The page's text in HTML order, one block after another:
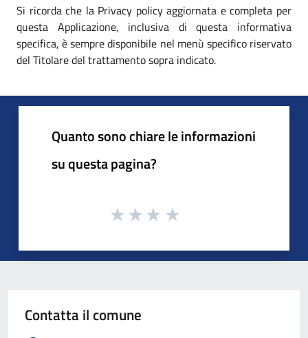
Si ricorda che la Privacy policy aggiornata e completa per
questa Applicazione, inclusiva di questa informativa
specifica, è sempre disponibile nel menù specifico riservato
del Titolare del trattamento sopra indicato.
Quanto sono chiare le informazioni
su questa pagina?
Contatta il comune